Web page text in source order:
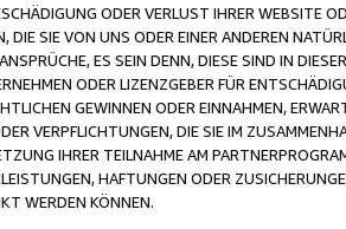
ODER VERLUST IHRER WEBSITE
SIE VON UNS ODER EINER ANDEREN
ES SEIN DENN, DIESE SIND IN
ODER LIZENZGEBER FÜR
GEWINNEN ODER EINNAHMEN,
VERPFLICHTUNGEN, DIE SIE IM
IHRER TEILNAHME AM
HAFTUNGEN ODER
WERDEN KÖNNEN.